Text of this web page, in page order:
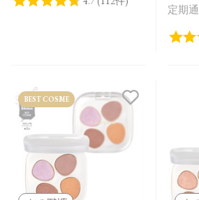
定期
BEST COSME